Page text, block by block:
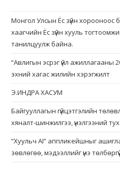
Монгол Улсын Ёс зүйн хорооноос
хаагчийн Ёс зүйн хууль
танилцуулж байна.
“Авлигын эсрэг үйл ажиллагааны
эхний хагас жилийн хэрэгжилт
Э.ИНДРА ХАСУМ
Байгууллагын гүйцэтгэлийн
хяналт-шинжилгээ, үнэлгээний
“Хуульч АІ” аппликейшныг
зөвлөгөө, мэдээллийг үнэ